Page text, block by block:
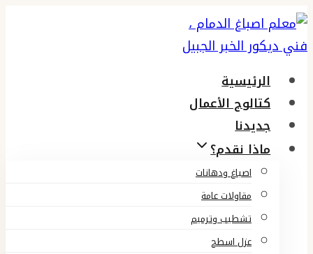
التجاوز
إلى
المحتوى
الرئيسية
كتالوج الأعمال
جديدنا
ماذا نقدم؟
اصباغ ودهانات
مقاولات عامة
تشطيب وترميم
عزل اسطح